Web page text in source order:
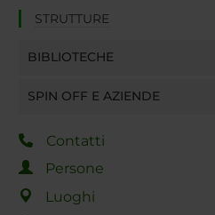
STRUTTURE
BIBLIOTECHE
SPIN OFF E AZIENDE
Contatti
Persone
Luoghi